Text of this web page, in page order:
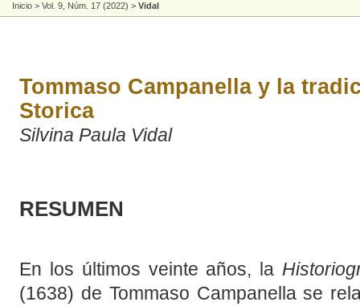
Inicio > Vol. 9, Núm. 17 (2022) > Vidal
Tommaso Campanella y la
Storica
Silvina Paula Vidal
RESUMEN
En los últimos veinte años, la
(1638) de Tommaso Campanella se